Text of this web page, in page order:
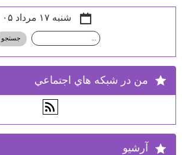
شنبه ۱۷ مرداد ۰۵
من در شبكه هاي اجتماعي
آرشيو